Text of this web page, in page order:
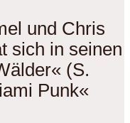
und Chris
sich in seinen
(S.
Punk«